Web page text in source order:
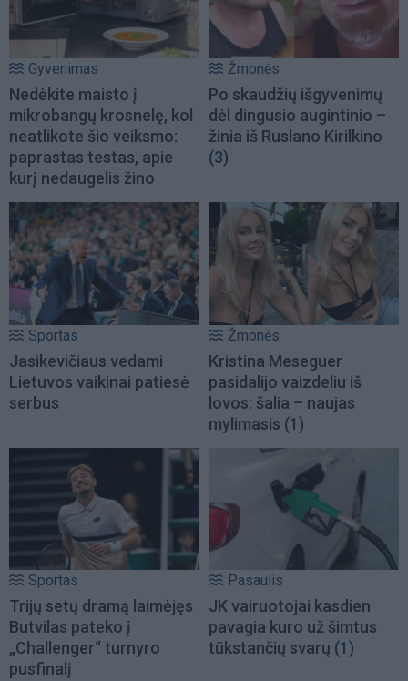
Gyvenimas
Nedėkite maisto į
mikrobangų krosnelę, kol
neatlikote šio veiksmo:
paprastas testas, apie
kurį nedaugelis žino
Žmonės
Po skaudžių išgyvenimų
dėl dingusio augintinio –
žinia iš Ruslano Kirilkino
(3)
Sportas
Jasikevičiaus vedami
Lietuvos vaikinai patiesė
serbus
Žmonės
Kristina Meseguer
pasidalijo vaizdeliu iš
lovos: šalia – naujas
mylimasis (1)
Sportas
Trijų setų dramą laimėjęs
Butvilas pateko į
„Challenger“ turnyro
pusfinalį
Pasaulis
JK vairuotojai kasdien
pavagia kuro už šimtus
tūkstančių svarų (1)